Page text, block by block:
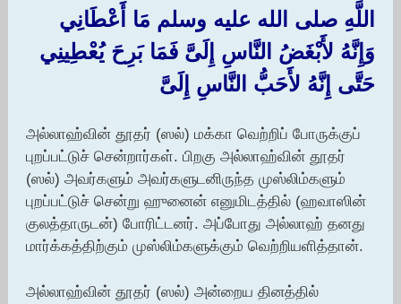
اللَّهِ صلى الله عليه وسلم مَا أَعْطَانِي
وَإِنَّهُ لأَبْغَضُ النَّاسِ إِلَىَّ فَمَا بَرِحَ يُعْطِينِي
حَتَّى إِنَّهُ لأَحَبُّ النَّاسِ إِلَىَّ
அல்லாஹ்வின் தூதர் (ஸல்) மக்கா வெற்றிப் போருக்குப்
புறப்பட்டுச் சென்றார்கள். பிறகு அல்லாஹ்வின் தூதர்
(ஸல்) அவர்களும் அவர்களுடனிருந்த முஸ்லிம்களும்
புறப்பட்டுச் சென்று ஹுனைன் எனுமிடத்தில் (ஹவாஸின்
குலத்தாருடன்) போரிட்டனர். அப்போது அல்லாஹ் தனது
மார்க்கத்திற்கும் முஸ்லிம்களுக்கும் வெற்றியளித்தான்.
அல்லாஹ்வின் தூதர் (ஸல்) அன்றைய தினத்தில்